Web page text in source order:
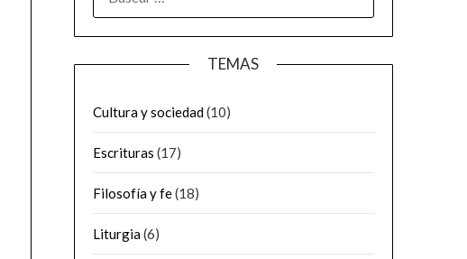
TEMAS
Cultura y sociedad(10)
Escrituras (17)
Filosofía y fe(18)
Liturgia(6)